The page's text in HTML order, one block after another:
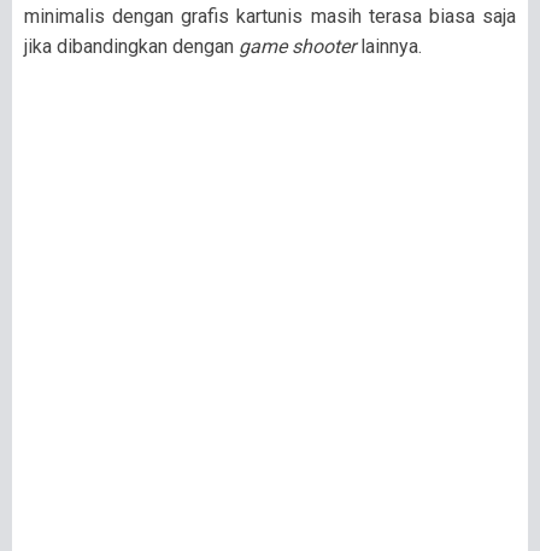
minimalis dengan grafis kartunis masih terasa biasa saja
jika dibandingkan dengan game shooterlainnya.